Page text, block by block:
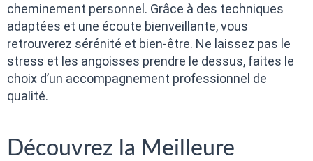
cheminement personnel. Grâce à des techniques
adaptées et une écoute bienveillante, vous
retrouverez sérénité et bien-être. Ne laissez pas le
stress et les angoisses prendre le dessus, faites le
choix d’un accompagnement professionnel de
qualité.
Découvrez la Meilleure